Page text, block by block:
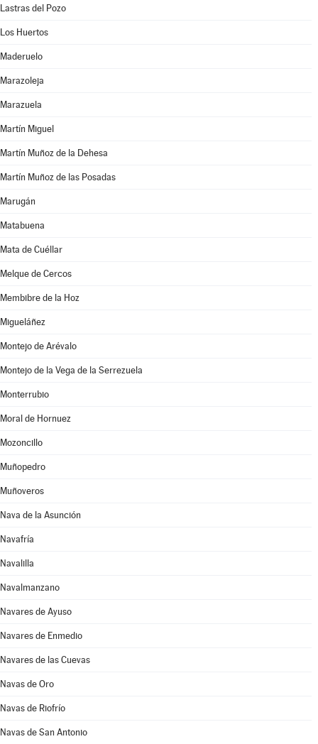
Lastras del Pozo
Los Huertos
Maderuelo
Marazoleja
Marazuela
Martín Miguel
Martín Muñoz de la Dehesa
Martín Muñoz de las Posadas
Marugán
Matabuena
Mata de Cuéllar
Melque de Cercos
Membibre de la Hoz
Migueláñez
Montejo de Arévalo
Montejo de la Vega de la Serrezuela
Monterrubio
Moral de Hornuez
Mozoncillo
Muñopedro
Muñoveros
Nava de la Asunción
Navafría
Navalilla
Navalmanzano
Navares de Ayuso
Navares de Enmedio
Navares de las Cuevas
Navas de Oro
Navas de Riofrío
Navas de San Antonio